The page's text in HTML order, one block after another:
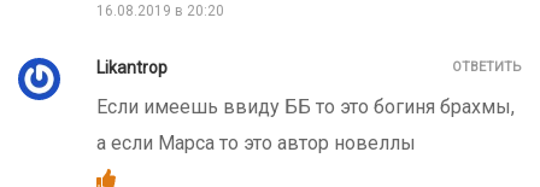
16.08.2019 в 20:20
Likantrop
Если имеешь ввиду ББ то это богиня брахмы,
а если Марса то это автор новеллы
ОТВЕТИТЬ